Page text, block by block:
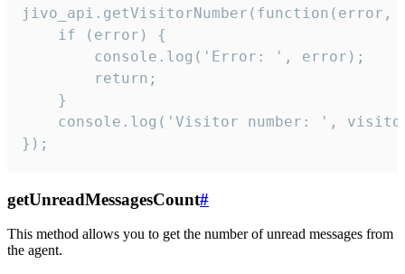
jivo_api.getVisitorNumber(function(error,
    if (error) {
        console.log('Error: ', error);
        return;
    }
console.log('Visitor number: ',
});
getUnreadMessagesCount#
This method allows you to get the number of unread messages from
the agent.